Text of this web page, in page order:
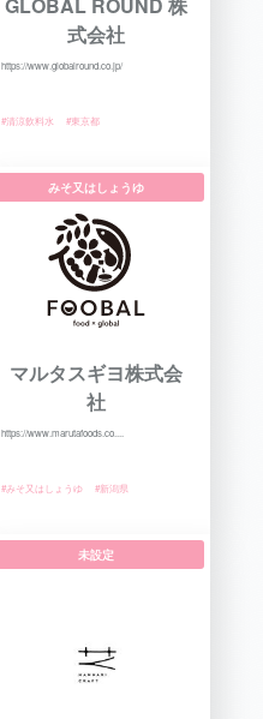
式会社
https://www.globalround.co.jp/
#清涼飲料水 #東京都
みそ又はしょうゆ
マルタスギヨ株式会
社
https://www.marutafoods.co....
#みそ又はしょうゆ #新潟県
未設定